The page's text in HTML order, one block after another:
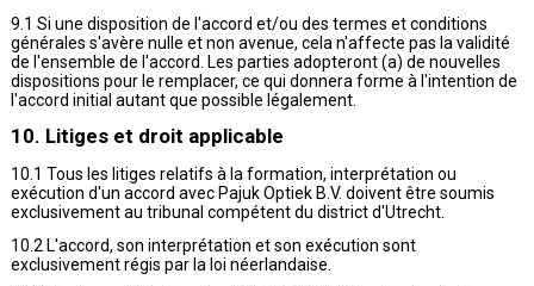
9.1 Si une disposition de l'accord et/ou des termes et conditions
générales s'avère nulle et non avenue, cela n'affecte pas la validité
de l'ensemble de l'accord. Les parties adopteront (a) de nouvelles
dispositions pour le remplacer, ce qui donnera forme à l'intention de
l'accord initial autant que possible légalement.
10. Litiges et droit applicable
10.1 Tous les litiges relatifs à la formation, interprétation ou
exécution d'un accord avec Pajuk Optiek B.V. doivent être soumis
exclusivement au tribunal compétent du district d'Utrecht.
10.2 L'accord, son interprétation et son exécution sont
exclusivement régis par la loi néerlandaise.